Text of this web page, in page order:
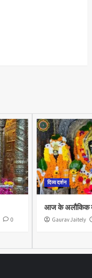
0
दिव्य दर्शन
आज के अलौकिक
Gaurav Jaitely